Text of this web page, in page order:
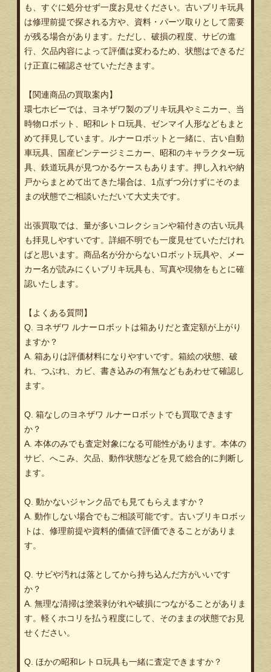
も、すぐに処分せず一度お見せください。古いブリキ玩具
は修理前提で探される方や、資料・パーツ取りとして需要
が残る場合があります。ただし、破損の程度、サビの進
行、欠品内容によって評価は変わるため、状態はできるだ
け正直に確認させていただきます。
【関連商品の買取案内】
環七ホビーでは、ヨネザワ製のブリキ玩具やミニカー、当
時物ロボット、昭和レトロ玩具、ゼンマイ人形などもまと
めて拝見しています。ルナーロボットと一緒に、古い自動
車玩具、国産ビンテージミニカー、昭和のキャラクター玩
具、鉄道玩具が見つかるケースもあります。押し入れや納
戸からまとめて出てきた場合は、1点ずつ分けずにそのま
まの状態でご相談いただいて大丈夫です。
出張買取では、量が多いコレクションや箱付きの古い玩具
も拝見しやすいです。詳細不明でも一度見せていただけれ
ばと思います。商品名が分からないロボット玩具や、メー
カー名が読みにくいブリキ玩具も、写真や現物をもとに確
認いたします。
【よくある質問】
Q. ヨネザワ ルナーロボットは箱ありだと査定額が上がり
ますか？
A. 箱ありは評価材料になりやすいです。箱絵の状態、破
れ、つぶれ、カビ、書き込みの有無などもあわせて確認し
ます。
Q. 箱なしのヨネザワ ルナーロボットでも買取できます
か？
A. 本体のみでも査定対象になる可能性があります。本体の
サビ、へこみ、欠品、動作状態などを見て総合的に判断し
ます。
Q. 動かないジャンク品でも見てもらえますか？
A. 動作しない場合でもご相談可能です。古いブリキロボッ
トは、修理前提や資料的価値で評価できることがありま
す。
Q. サビや汚れは落としてから持ち込んだ方がいいです
か？
A. 無理な清掃は塗装剥がれや破損につながることがありま
す。軽くホコリを払う程度にして、そのままの状態でお見
せください。
Q. ほかの昭和レトロ玩具も一緒に査定できますか？